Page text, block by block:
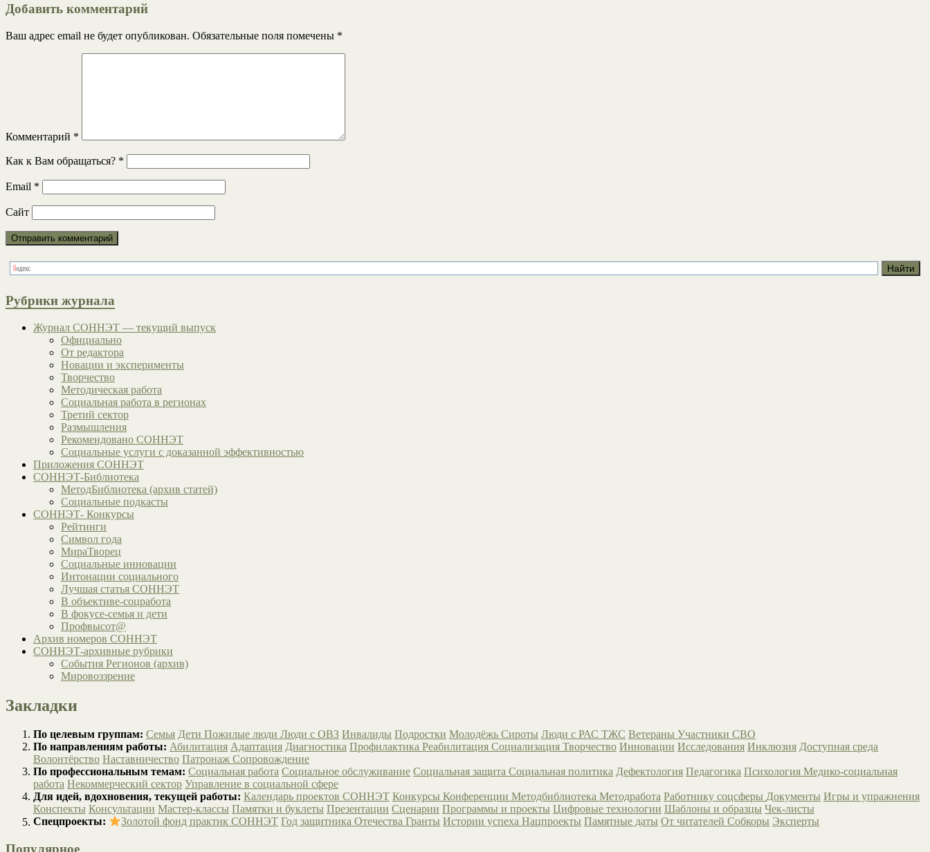
Добавить комментарий
Ваш адрес email не будет опубликован. Обязательные поля помечены *
Комментарий *
Как к Вам обращаться? *
Email *
Сайт
Рубрики журнала
Журнал СОННЭТ — текущий выпуск
Официально
От редактора
Новации и эксперименты
Творчество
Методическая работа
Социальная работа в регионах
Третий сектор
Размышления
Рекомендовано СОННЭТ
Социальные услуги с доказанной эффективностью
Приложения СОННЭТ
СОННЭТ-Библиотека
МетодБиблиотека (архив статей)
Социальные подкасты
СОННЭТ- Конкурсы
Рейтинги
Символ года
МираТворец
Социальные инновации
Интонации социального
Лучшая статья СОННЭТ
В объективе-соцработа
В фокусе-семья и дети
Профвысот@
Архив номеров СОННЭТ
СОННЭТ-архивные рубрики
События Регионов (архив)
Мировоззрение
Закладки
По целевым группам: Семья Дети Пожилые люди Люди с ОВЗ Инвалиды Подростки Молодёжь Сироты Люди с РАС ТЖС Ветераны Участники СВО
По направлениям работы: Абилитация Адаптация Диагностика Профилактика Реабилитация Социализация Творчество Инновации Исследования Инклюзия Доступная среда
Волонтёрство Наставничество Патронаж Сопровождение
По профессиональным темам: Социальная работа Социальное обслуживание Социальная защита Социальная политика Дефектология Педагогика Психология Медико-социальная
работа Некоммерческий сектор Управление в социальной сфере
Для идей, вдохновения, текущей работы: Календарь проектов СОННЭТ Конкурсы Конференции Методбиблиотека Методработа Работнику соцсферы Документы Игры и упражнения
Конспекты Консультации Мастер-классы Памятки и буклеты Презентации Сценарии Программы и проекты Цифровые технологии Шаблоны и образцы Чек-листы
Спецпроекты:
Золотой фонд практик СОННЭТ Год защитника ОтечестваГранты Истории успехаНацпроекты Памятные даты От читателейСобкоры Эксперты
Популярное